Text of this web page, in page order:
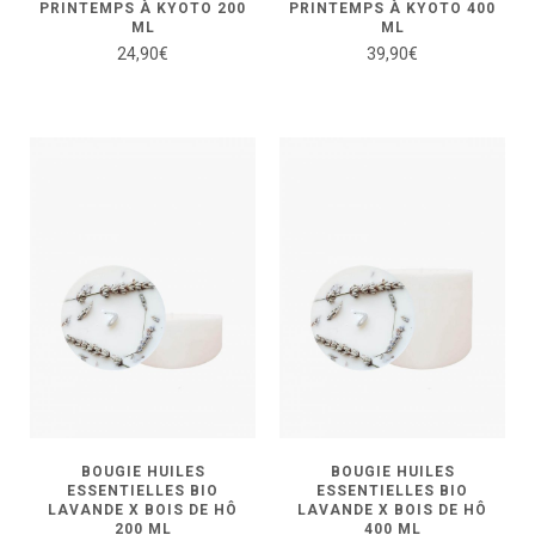
PRINTEMPS À KYOTO 200
ML
24,90€
PRINTEMPS À KYOTO 400
ML
39,90€
BOUGIE HUILES
ESSENTIELLES BIO
LAVANDE X BOIS DE HÔ
200 ML
BOUGIE HUILES
ESSENTIELLES BIO
LAVANDE X BOIS DE HÔ
400 ML